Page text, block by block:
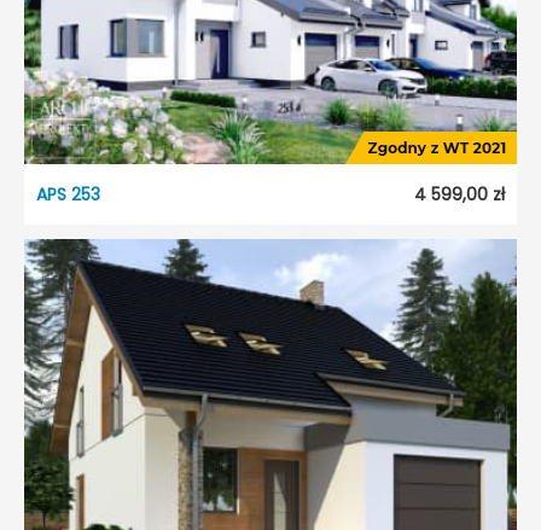
Odbicie lustrzane:
Tak
APS 253 4 599,00 zł
APS 253
Dostępność:
5 dni roboczych
Styl:
Tradycyjny
Typ projektu:
Szeregowiec
Garaż:
Jednostanowiskowy
Dach:
Wielospadowy
Kąt nach. dachu:
36°
Odbicie lustrzane: